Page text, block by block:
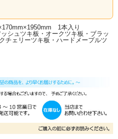
1本入り
シュツキ板・オークツキ板・ブラッ
チェリーツキ板・ハードメープルツ